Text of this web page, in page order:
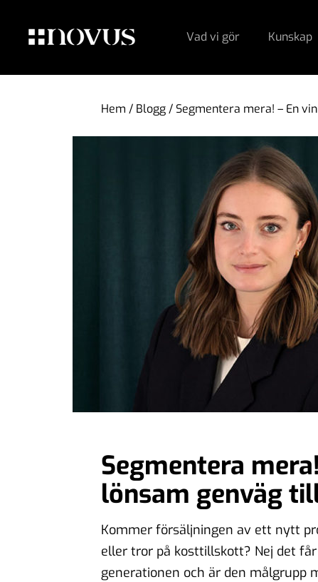
Vad vi gör Kunskap
Hem / Blogg/ Segmentera mera! – En
Segmentera
lönsam genväg
Kommer försäljningen av ett nytt
eller tror på kosttillskott? Nej det
generationen och är den målgrupp